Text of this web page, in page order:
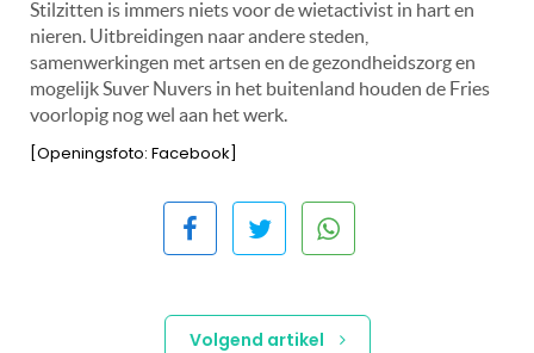
Stilzitten is immers niets voor de wietactivist in hart en
nieren. Uitbreidingen naar andere steden,
samenwerkingen met artsen en de gezondheidszorg en
mogelijk Suver Nuvers in het buitenland houden de Fries
voorlopig nog wel aan het werk.
[Openingsfoto: Facebook]
Volgend artikel